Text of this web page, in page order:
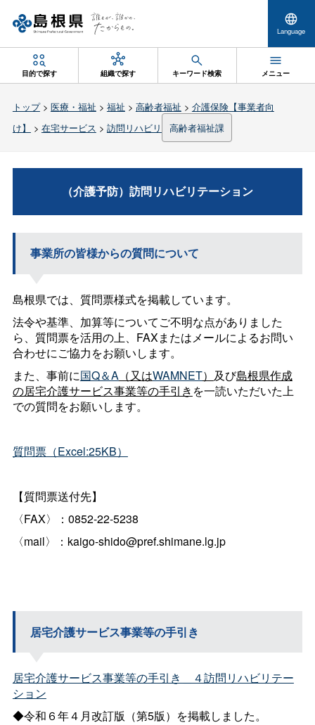
Language
目的で探す 組織で探す キーワード検索 メニュー
トップ> 医療・福祉 > 福祉 > 高齢者福祉 > 介護保険【事業者向
け】
> 在宅サービス > 訪問リハビリ 高齢者福祉課
（介護予防）訪問リハビリテーション
事業所の皆様からの質問について
島根県では、質問票様式を掲載しています。
法令や基準、加算等についてご不明な点がありました
ら、質問票を活用の上、FAXまたはメールによるお問い
合わせにご協力をお願いします。
また、事前に国Q＆A （又はWAMNET） 及び島根県作成
の居宅介護サービス事業等の手引き を一読いただいた上
での質問をお願いします。
質問票（Excel:25KB）
【質問票送付先】
〈FAX〉：0852-22-5238
〈mail〉：kaigo-shido@pref.shimane.lg.jp
居宅介護サービス事業等の手引き
居宅介護サービス事業等の手引き＿４訪問リハビリテー
ション
◆令和６年４月改訂版（第5版）を掲載しました。